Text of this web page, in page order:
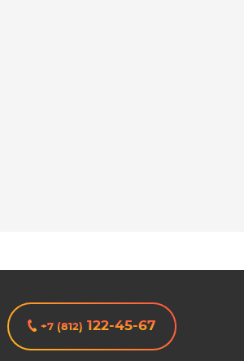
+7 (812) 122-45-67